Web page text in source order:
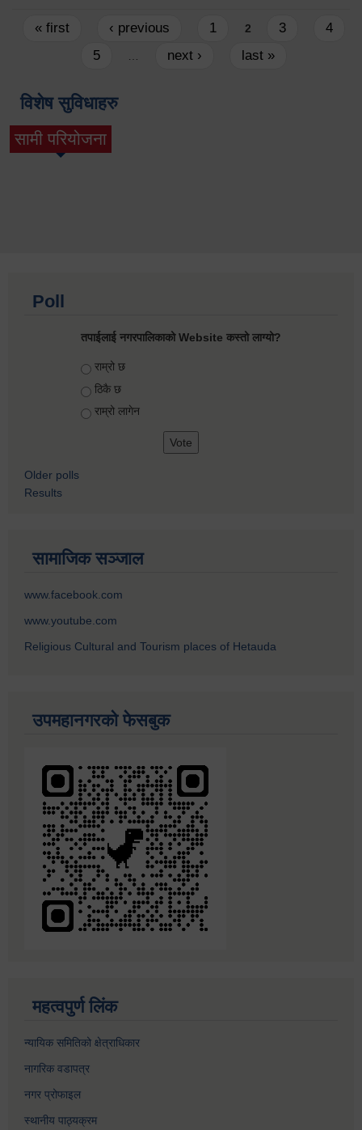
Pages
« first ‹ previous 1 2 3
4
5
next › last »
विशेष सुविधाहरु
सामी परियोजना
(active tab)
Poll
तपाईलाई नगरपालिकाको Website कस्तो लाग्यो?
Choices
राम्रो छ
ठिकै छ
राम्रो लागेन
Older polls
Results
सामाजिक सञ्जाल
www.facebook.com
www.youtube.com
Religious Cultural and Tourism places of Hetauda
उपमहानगरको फेसबुक
महत्वपुर्ण लिंक
न्यायिक समितिको क्षेत्राधिकार
नागरिक वडापत्र
नगर प्रोफाइल
स्थानीय पाठ्यक्रम